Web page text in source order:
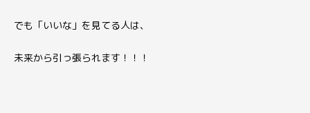
でも「いいな」を見てる人は、
未来から引っ張られます！！！